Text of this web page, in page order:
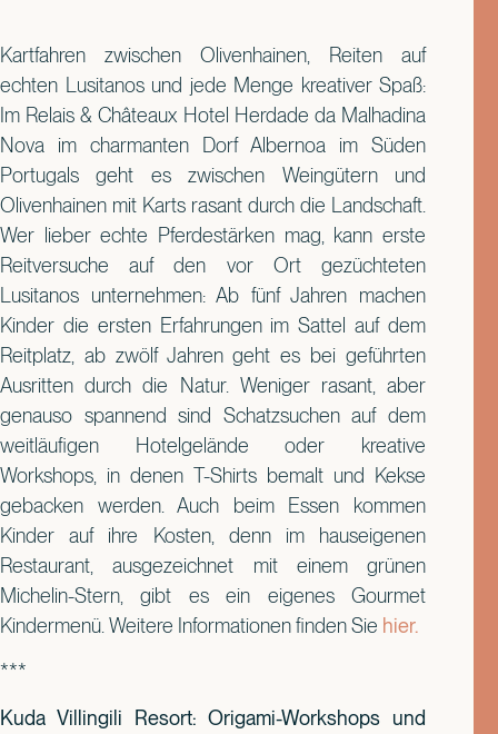
Kartfahren zwischen Olivenhainen, Reiten auf
echten Lusitanos und jede Menge kreativer Spaß:
Im Relais & Châteaux Hotel Herdade da Malhadina
Nova im charmanten Dorf Albernoa im Süden
Portugals geht es zwischen Weingütern und
Olivenhainen mit Karts rasant durch die Landschaft.
Wer lieber echte Pferdestärken mag, kann erste
Reitversuche auf den vor Ort gezüchteten
Lusitanos unternehmen: Ab fünf Jahren machen
Kinder die ersten Erfahrungen im Sattel auf dem
Reitplatz, ab zwölf Jahren geht es bei geführten
Ausritten durch die Natur. Weniger rasant, aber
genauso spannend sind Schatzsuchen auf dem
weitläufigen Hotelgelände oder kreative
Workshops, in denen T-Shirts bemalt und Kekse
gebacken werden. Auch beim Essen kommen
Kinder auf ihre Kosten, denn im hauseigenen
Restaurant, ausgezeichnet mit einem grünen
Michelin-Stern, gibt es ein eigenes Gourmet
Kindermenü. Weitere Informationen finden Sie hier.
***
Kuda Villingili Resort: Origami-Workshops und